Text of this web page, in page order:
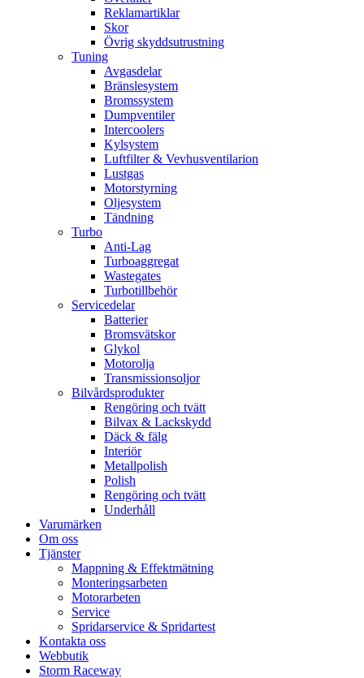
Reklamartiklar
Skor
Övrig skyddsutrustning
Tuning
Avgasdelar
Bränslesystem
Bromssystem
Dumpventiler
Intercoolers
Kylsystem
Luftfilter & Vevhusventilarion
Lustgas
Motorstyrning
Oljesystem
Tändning
Turbo
Anti-Lag
Turboaggregat
Wastegates
Turbotillbehör
Servicedelar
Batterier
Bromsvätskor
Glykol
Motorolja
Transmissionsoljor
Bilvårdsprodukter
Rengöring och tvätt
Bilvax & Lackskydd
Däck & fälg
Interiör
Metallpolish
Polish
Rengöring och tvätt
Underhåll
Varumärken
Om oss
Tjänster
Mappning & Effektmätning
Monteringsarbeten
Motorarbeten
Service
Spridarservice & Spridartest
Kontakta oss
Webbutik
Storm Raceway